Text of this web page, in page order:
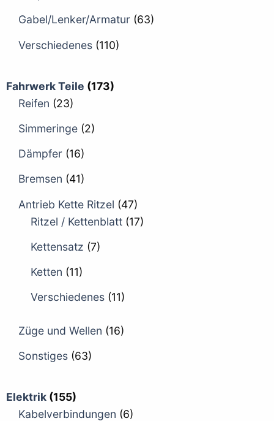
Gabel/Lenker/Armatur (63)
Verschiedenes (110)
Fahrwerk Teile (173)
Reifen (23)
Simmeringe (2)
Dämpfer (16)
Bremsen (41)
Antrieb Kette Ritzel (47)
Ritzel / Kettenblatt (17)
Kettensatz (7)
Ketten (11)
Verschiedenes (11)
Züge und Wellen (16)
Sonstiges (63)
Elektrik (155)
Kabelverbindungen (6)